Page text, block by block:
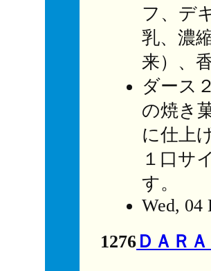
フ、デ
乳、濃
来）、
ダース
の焼き
に仕上
１口サ
す。
Wed, 04
1276 ＤＡＲ